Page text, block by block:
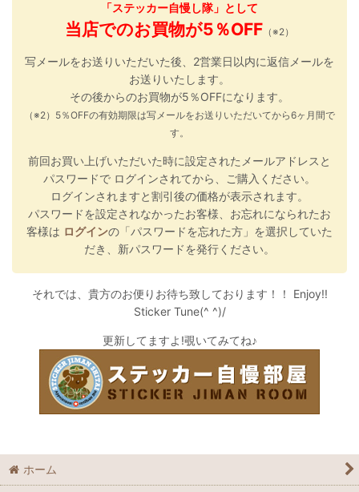
「ステッカー自慢し隊」として
当店でのお買物が5％OFF （※2）
写メールをお送りいただいた後、2営業日以内に返信メールを
お送りいたします。
その後からのお買物が5％OFFになります。
（※2）5％OFFの有効期限は写メールをお送りいただいてから6ヶ月間で
す。
前回お買い上げいただいた時に設定されたメールアドレスと
パスワードで ログインされてから、ご購入ください。
ログインされますと割引後の価格が表示されます。
パスワードを設定されなかったお客様、お忘れになられたお
客様は ログインの「パスワードを忘れた方」を選択していた
だき、新パスワードを発行ください。
それでは、貴方のお便りお待ち致しております！！ Enjoy!!
Sticker Tune(^ ^)/
更新してますよ!覗いてみてね♪
ホーム